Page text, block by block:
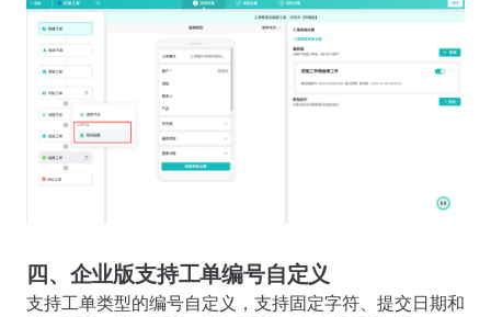
四、企业版支持工单编号自定义
支持工单类型的编号自定义，支持固定字符、提交日期和